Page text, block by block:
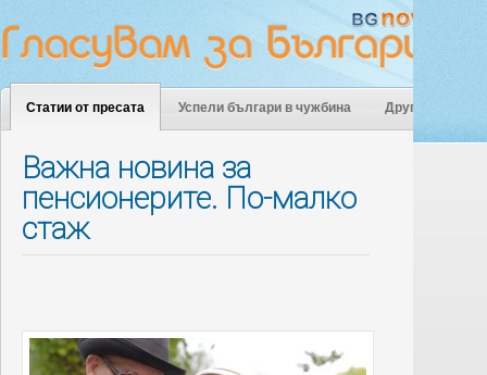
Статии от пресата Успели българи в чужбина Други
Важна новина за
пенсионерите. По-малко
стаж